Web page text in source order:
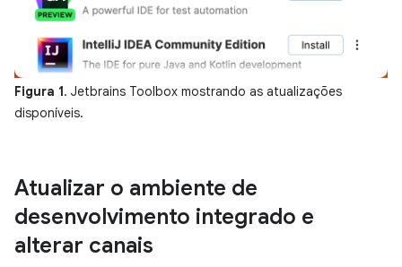
Figura 1. Jetbrains Toolbox mostrando as atualizações
disponíveis.
Atualizar o ambiente de
desenvolvimento integrado e
alterar canais